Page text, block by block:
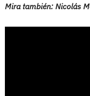
Mira también: Nicolás